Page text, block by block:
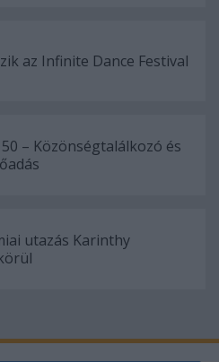
az Infinite Dance Festival
– Közönségtalálkozó és
utazás Karinthy